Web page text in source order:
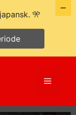
Meny
🎌